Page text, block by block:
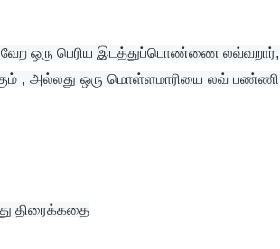
, அல்லது ஒரு மொள்ளமாரியை லவ் பண்ணி
திரைக்கதை